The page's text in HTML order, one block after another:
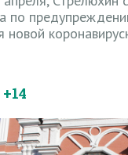
по
новой
+14